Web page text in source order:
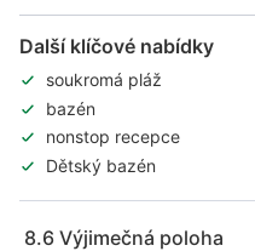
Další klíčové nabídky
soukromá pláž
bazén
nonstop recepce
Dětský bazén
8.6 Výjimečná poloha